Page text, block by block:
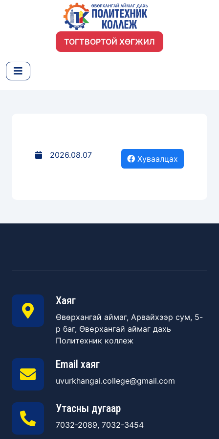
ТОГТВОРТОЙ ХӨГЖИЛ
2026.08.07 Хуваалцах
Хаяг
Өвөрхангай аймаг, Арвайхээр сум, 5-
р баг, Өвөрхангай аймаг дахь
Политехник коллеж
Email хаяг
uvurkhangai.college@gmail.com
Утасны дугаар
7032-2089, 7032-3454